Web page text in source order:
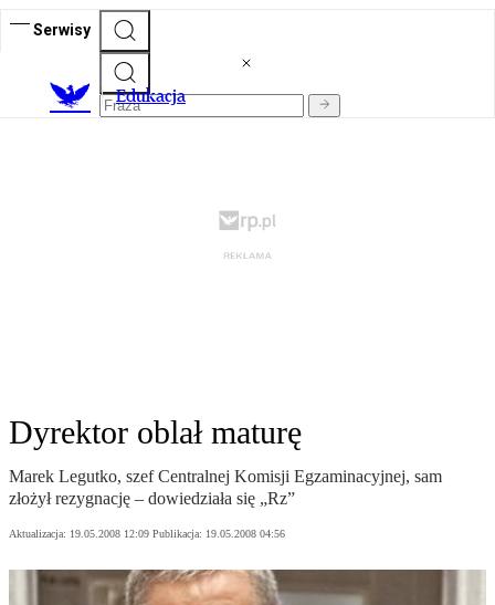
Serwisy
Edukacja
Dyrektor oblał maturę
Marek Legutko, szef Centralnej Komisji Egzaminacyjnej, sam
złożył rezygnację – dowiedziała się „Rz”
Aktualizacja: 19.05.2008 12:09 Publikacja: 19.05.2008 04:56